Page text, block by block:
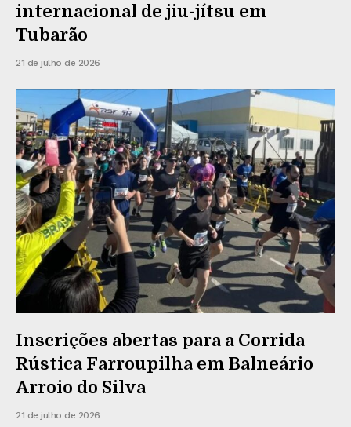
internacional de jiu-jítsu em
Tubarão
21 de julho de 2026
Inscrições abertas para a Corrida
Rústica Farroupilha em Balneário
Arroio do Silva
21 de julho de 2026